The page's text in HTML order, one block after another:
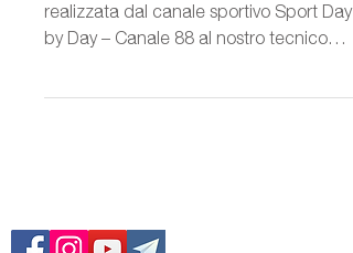
realizzata dal canale sportivo Sport Day
by Day – Canale 88 al nostro tecnico